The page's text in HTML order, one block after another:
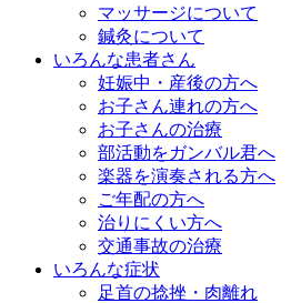
マッサージについて
鍼灸について
いろんな患者さん
妊娠中・産後の方へ
お子さん連れの方へ
お子さんの治療
部活動をガンバル君へ
楽器を演奏される方へ
ご年配の方へ
治りにくい方へ
交通事故の治療
いろんな症状
足首の捻挫・肉離れ